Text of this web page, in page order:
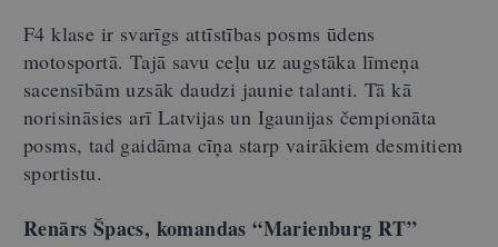
F4 klase ir svarīgs attīstības posms ūdens
motosportā. Tajā savu ceļu uz augstāka līmeņa
sacensībām uzsāk daudzi jaunie talanti. Tā kā
norisināsies arī Latvijas un Igaunijas čempionāta
posms, tad gaidāma cīņa starp vairākiem desmitiem
sportistu.
Renārs Špacs, komandas “Marienburg RT”